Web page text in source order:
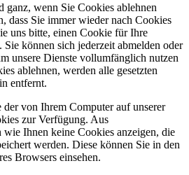
ganz, wenn Sie Cookies ablehnen
dass Sie immer wieder nach Cookies
uns bitte, einen Cookie für Ihre
können sich jederzeit abmelden oder
unsere Dienste vollumfänglich nutzen
ablehnen, werden alle gesetzten
entfernt.
von Ihrem Computer auf unserer
zur Verfügung. Aus
wie Ihnen keine Cookies anzeigen, die
werden. Diese können Sie in den
Browsers einsehen.